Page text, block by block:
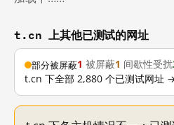
t.cn 上其他已测试的网址
部分被屏蔽1 被屏蔽1 间歇性受扰
t.cn 下全部 2,880 个已测试网址